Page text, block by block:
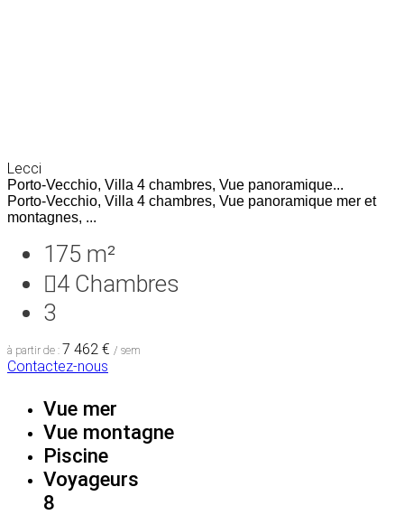
Lecci
Porto-Vecchio, Villa 4 chambres, Vue panoramique...
Porto-Vecchio, Villa 4 chambres, Vue panoramique mer et
montagnes, ...
175 m²
4 Chambres
3
à partir de : 7 462 € / sem
Contactez-nous
Vue mer
Vue montagne
Piscine
Voyageurs
8